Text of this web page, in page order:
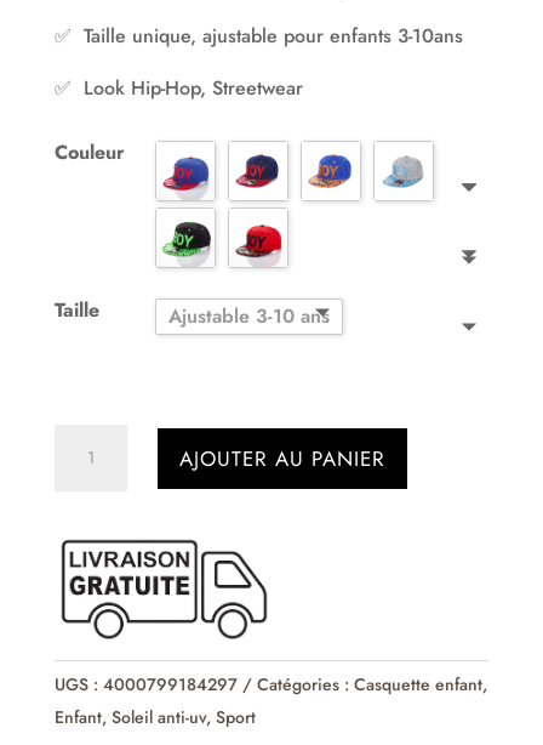
✅ Taille unique, ajustable pour enfants 3-10ans
✅ Look Hip-Hop, Streetwear
Couleur
Taille Ajustable 3-10 ans
snapback
enfant
Boy
AJOUTER AU PANIER
UGS : 4000799184297 Catégories : Casquette enfant,
Enfant, Soleil anti-uv, Sport